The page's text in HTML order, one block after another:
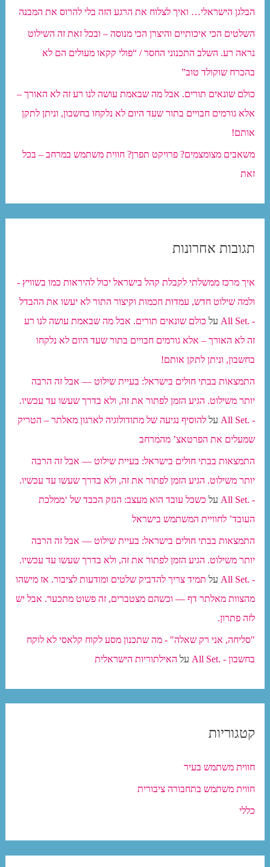
המשתמש
בישראל
הבלגן הישראלי… ואיך לצלוח את הרגע הזה בלי להרוס את המבנה
השלטים הכי איכותיים והיצרן הכי מנוסה – ובכל זאת זה השילוט
נראה רע. השלב התכנוני החסר / “פולי קקאו מעולים הם לא
בהכרח שוקולד טוב”
כולם שונאים תורים. אבל מה שבאמת עושה לנו רע זה לא האורך –
אלא גורמים חבויים בתור שעד היום לא נלקחו בחשבון, וניתן לתקן
אותם!
משאבים מצומצמים? פרויקט תפרן? חווית משתמש במרחב – בכל
זאת
תגובות אחרונות
איך מרכז ממשלתי לקבלת קהל בישראל יכול להיראות כמו בשוויץ -
ולמה שילוט חדש, עמדות חכמות וקיצור התור לא יעשו את ההבדל
- .All Set
על כולם שונאים תורים. אבל מה שבאמת עושה לנו רע
זה לא האורך – אלא גורמים חבויים בתור שעד היום לא נלקחו
בחשבון, וניתן לתקן אותם!
התמצאות בבתי חולים בישראל: בעיית שילוט — אבל זה הרבה
יותר משילוט. הגיע הזמן לפתור את זה, ולא בדרך שעשו עד עכשיו.
- .All Set
עללהוסיף נגיעה של מתודולוגיה לארגון מאלתר – הטריק
שמעלים את הפרטאצ’ מהמרחב
התמצאות בבתי חולים בישראל: בעיית שילוט — אבל זה הרבה
יותר משילוט. הגיע הזמן לפתור את זה, ולא בדרך שעשו עד עכשיו.
- .All Set
על כשכל עובד הוא מעצב: הנזק הכבד של ‘ממלכת
העובד’ לחוויית המשתמש בישראל
התמצאות בבתי חולים בישראל: בעיית שילוט — אבל זה הרבה
יותר משילוט. הגיע הזמן לפתור את זה, ולא בדרך שעשו עד עכשיו.
- .All Set
על תמיד צריך להדביק שלטים ומודעות לציבור. אז מישהו
מהצוות מאלתר דף — וכשהם מצטברים, זה פשוט מתכער. אבל יש
לזה פתרון.
"סליחה, אני רק שאלה" - מה שתכנון מסע לקוח קלאסי לא לוקח
בחשבון - .All Set
על האילתוריות הישראלית
קטגוריות
חווית משתמש בעיר
חווית משתמש בתחבורה ציבורית
כללי